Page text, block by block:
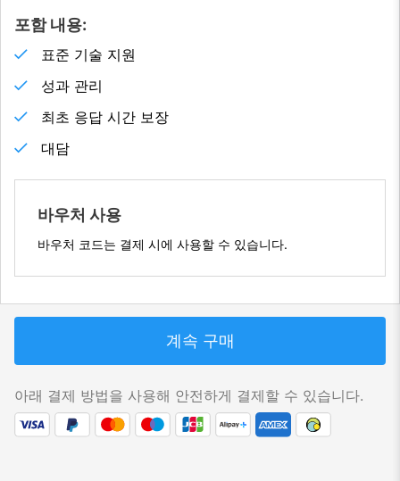
포함 내용:
표준 기술 지원
성과 관리
최초 응답 시간 보장
대담
바우처 사용
바우처 코드는 결제 시에 사용할 수 있습니다.
계속 구매
아래 결제 방법을 사용해 안전하게 결제할 수 있습니다.